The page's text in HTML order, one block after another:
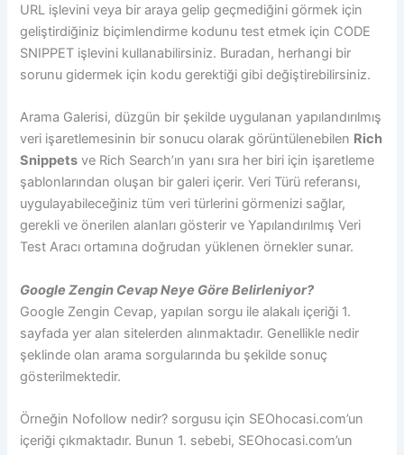
URL işlevini veya bir araya gelip geçmediğini görmek için
geliştirdiğiniz biçimlendirme kodunu test etmek için CODE
SNIPPET işlevini kullanabilirsiniz. Buradan, herhangi bir
sorunu gidermek için kodu gerektiği gibi değiştirebilirsiniz.
Arama Galerisi, düzgün bir şekilde uygulanan yapılandırılmış
veri işaretlemesinin bir sonucu olarak görüntülenebilen Rich
Snippets ve Rich Search’ın yanı sıra her biri için işaretleme
şablonlarından oluşan bir galeri içerir. Veri Türü referansı,
uygulayabileceğiniz tüm veri türlerini görmenizi sağlar,
gerekli ve önerilen alanları gösterir ve Yapılandırılmış Veri
Test Aracı ortamına doğrudan yüklenen örnekler sunar.
Google Zengin Cevap Neye Göre Belirleniyor?
Google Zengin Cevap, yapılan sorgu ile alakalı içeriği 1.
sayfada yer alan sitelerden alınmaktadır. Genellikle nedir
şeklinde olan arama sorgularında bu şekilde sonuç
gösterilmektedir.
Örneğin Nofollow nedir? sorgusu için SEOhocasi.com’un
içeriği çıkmaktadır. Bunun 1. sebebi, SEOhocasi.com’un